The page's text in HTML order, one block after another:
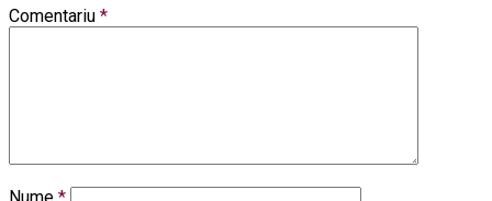
Comentariu *